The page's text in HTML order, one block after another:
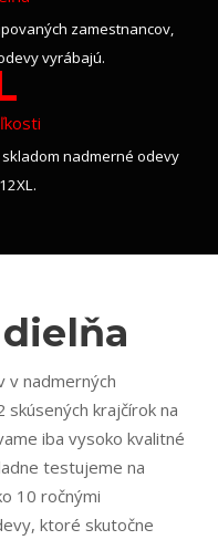
zamestnancov,
vyrábajú.
skladom nadmerné odevy
v nadmerných
krajčírok na
iba vysoko kvalitné
testujeme na
10 ročnými
ktoré skutočne